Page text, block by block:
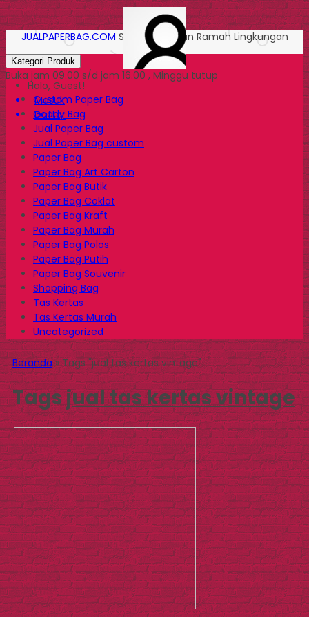
Halo, Guest!
Masuk
Daftar
JUALPAPERBAG.COM Solusi Kemasan Ramah Lingkungan
Kategori Produk
Buka jam 09.00 s/d jam 16.00 , Minggu tutup
Custom Paper Bag
Goody Bag
Jual Paper Bag
Jual Paper Bag custom
Paper Bag
Paper Bag Art Carton
Paper Bag Butik
Paper Bag Coklat
Paper Bag Kraft
Paper Bag Murah
Paper Bag Polos
Paper Bag Putih
Paper Bag Souvenir
Shopping Bag
Tas Kertas
Tas Kertas Murah
Uncategorized
Beranda»Tags "jual tas kertas vintage"
Tagsjual tas kertas vintage